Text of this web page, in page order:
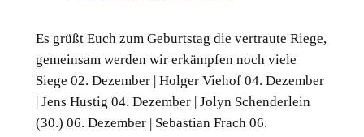
Es grüßt Euch zum Geburtstag die vertraute Riege,
gemeinsam werden wir erkämpfen noch viele
Siege 02. Dezember | Holger Viehof 04. Dezember
| Jens Hustig 04. Dezember | Jolyn Schenderlein
(30.) 06. Dezember | Sebastian Frach 06.